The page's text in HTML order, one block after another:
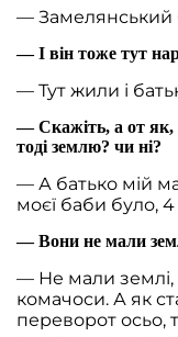
— Замелянський
— І він тоже тут
— Тут жили і
— Скажіть, а от як,
тоді землю? чи ні?
— А батько мій
моєї баби було, 4
— Вони не мали
— Не мали землі,
комачоси. А як
переворот осьо,